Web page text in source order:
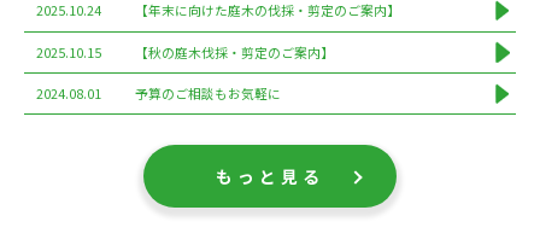
2025.10.24 【年末に向けた庭木の伐採・剪定のご案内】
2025.10.15 【秋の庭木伐採・剪定のご案内】
2024.08.01 予算のご相談もお気軽に
もっと見る